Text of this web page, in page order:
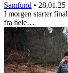
Samfund • 28.01.25
I morgen starter
fra hele…